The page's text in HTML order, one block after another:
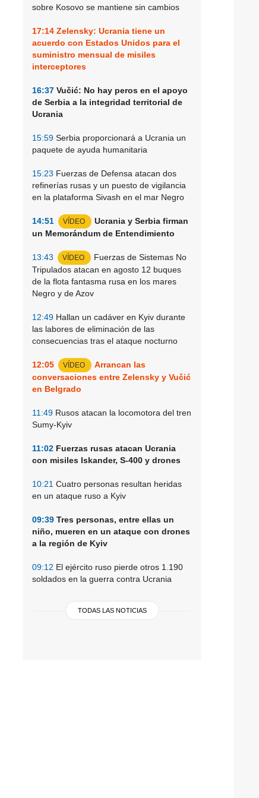
sobre Kosovo se mantiene sin cambios
17:14 Zelensky: Ucrania tiene un
acuerdo con Estados Unidos para el
suministro mensual de misiles
interceptores
16:37 Vučić: No hay peros en el apoyo
de Serbia a la integridad territorial de
Ucrania
15:59 Serbia proporcionará a Ucrania un
paquete de ayuda humanitaria
15:23 Fuerzas de Defensa atacan dos
refinerías rusas y un puesto de vigilancia
en la plataforma Sivash en el mar Negro
14:51 VÍDEO
Ucrania y Serbia firman
un Memorándum de Entendimiento
13:43 VÍDEO
Fuerzas de Sistemas No
Tripulados atacan en agosto 12 buques
de la flota fantasma rusa en los mares
Negro y de Azov
12:49 Hallan un cadáver en Kyiv durante
las labores de eliminación de las
consecuencias tras el ataque nocturno
12:05 VÍDEO
Arrancan las
conversaciones entre Zelensky y Vučić
en Belgrado
11:49 Rusos atacan la locomotora del tren
Sumy-Kyiv
11:02 Fuerzas rusas atacan Ucrania
con misiles Iskander, S-400 y drones
10:21 Cuatro personas resultan heridas
en un ataque ruso a Kyiv
09:39 Tres personas, entre ellas un
niño, mueren en un ataque con drones
a la región de Kyiv
09:12 El ejército ruso pierde otros 1.190
soldados en la guerra contra Ucrania
TODAS LAS NOTICIAS